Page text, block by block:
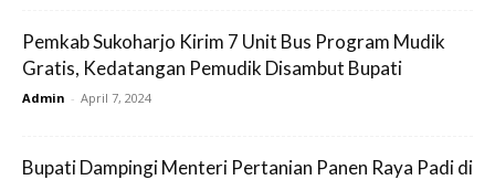
Pemkab Sukoharjo Kirim 7 Unit Bus Program Mudik
Gratis, Kedatangan Pemudik Disambut Bupati
Admin - April 7, 2024
Bupati Dampingi Menteri Pertanian Panen Raya Padi di